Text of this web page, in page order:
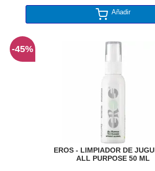
Añadir
EROS - LIMPIADOR DE
ALL PURPOSE 50 ML
-45%